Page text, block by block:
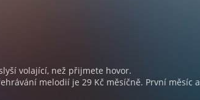
volající, než přijmete hovor.
melodií je 29 Kč měsíčně. První měsíc a